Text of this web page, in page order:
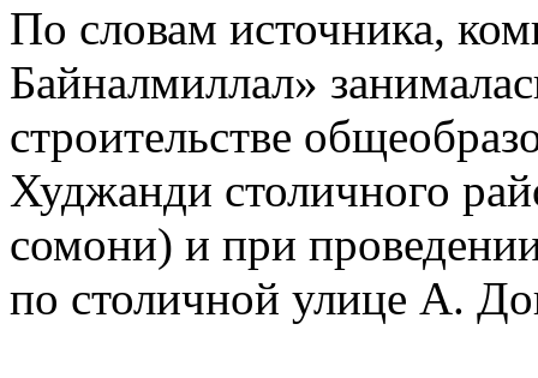
По словам источника,
Байналмиллал»
строительстве
Худжанди столичного
сомони) и при
по столичной улице А.